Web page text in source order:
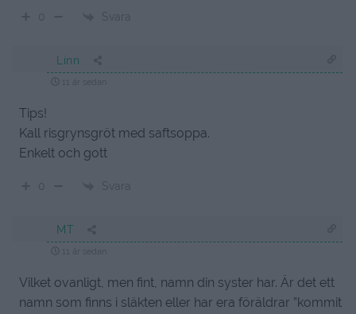
Svara
Linn
11 år sedan
Tips!
Kall risgrynsgröt med saftsoppa.
Enkelt och gott
Svara
MT
11 år sedan
Vilket ovanligt, men fint, namn din syster har. Är det ett
namn som finns i släkten eller har era föräldrar ”kommit